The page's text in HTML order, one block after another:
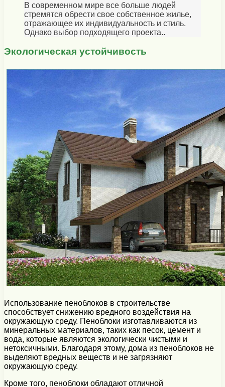
В современном мире все больше людей
стремятся обрести свое собственное жилье,
отражающее их индивидуальность и стиль.
Однако выбор подходящего проекта..
Экологическая устойчивость
Использование пеноблоков в строительстве
способствует снижению вредного воздействия на
окружающую среду. Пеноблоки изготавливаются из
минеральных материалов, таких как песок, цемент и
вода, которые являются экологически чистыми и
нетоксичными. Благодаря этому, дома из пеноблоков не
выделяют вредных веществ и не загрязняют
окружающую среду.
Кроме того, пеноблоки обладают отличной